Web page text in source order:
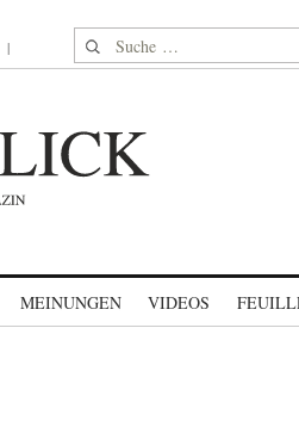
Suche nach:
MEINUNGEN VIDEOS